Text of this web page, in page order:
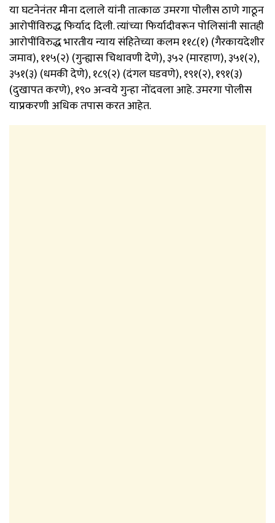
या घटनेनंतर मीना दलाले यांनी तात्काळ उमरगा पोलीस ठाणे गाठून
आरोपींविरुद्ध फिर्याद दिली. त्यांच्या फिर्यादीवरून पोलिसांनी सातही
आरोपींविरुद्ध भारतीय न्याय संहितेच्या कलम ११८(१) (गैरकायदेशीर
जमाव), ११५(२) (गुन्ह्यास चिथावणी देणे), ३५२ (मारहाण), ३५१(२),
३५१(३) (धमकी देणे), १८९(२) (दंगल घडवणे), १९१(२), १९१(३)
(दुखापत करणे), १९० अन्वये गुन्हा नोंदवला आहे. उमरगा पोलीस
याप्रकरणी अधिक तपास करत आहेत.